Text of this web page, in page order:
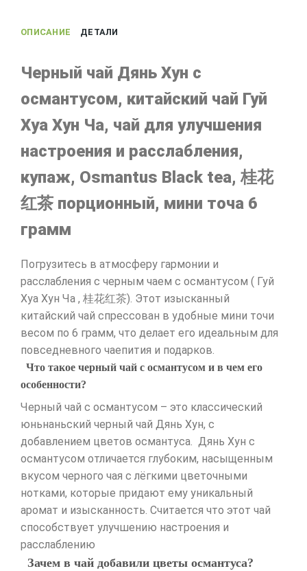
Хуа
Ча,
мини
точа
ОПИСАНИЕ ДЕТАЛИ
Черный чай Дянь Хун с
османтусом, китайский чай Гуй
Хуа Хун Ча, чай для улучшения
настроения и расслабления,
купаж, Osmantus Black tea, 桂花
红茶 порционный, мини точа 6
грамм
Погрузитесь в атмосферу гармонии и
расслабления с черным чаем с османтусом ( Гуй
Хуа Хун Ча , 桂花红茶). Этот изысканный
китайский чай спрессован в удобные мини точи
весом по 6 грамм, что делает его идеальным для
повседневного чаепития и подарков.
Что такое черный чай с османтусом и в чем его
особенности?
Черный чай с османтусом – это классический
юньнаньский черный чай Дянь Хун, с
добавлением цветов османтуса. Дянь Хун с
османтусом отличается глубоким, насыщенным
вкусом черного чая с лёгкими цветочными
нотками, которые придают ему уникальный
аромат и изысканность. Считается что этот чай
способствует улучшению настроения и
расслаблению
Зачем в чай добавили цветы османтуса?